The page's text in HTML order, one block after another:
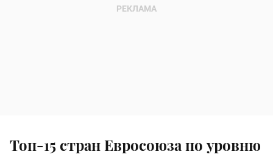
Топ-15 стран Евросоюза по уровню